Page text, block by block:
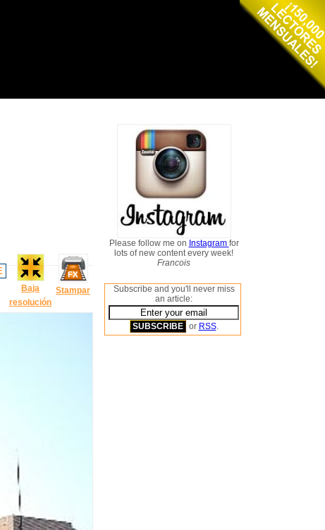
Baja
resolución
Stampar
Please follow me on Instagram for
lots of new content every week!
Francois
Subscribe and you'll never miss
an article:
or RSS.